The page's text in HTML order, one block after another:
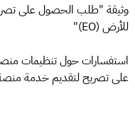
وثيقة "طلب الحصول على
للأرض (EO)"
استفسارات حول تنظيمات
على تصريح لتقديم خدمة